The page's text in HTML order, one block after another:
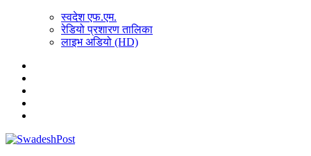
स्वदेश एफ.एम.
रेडियो प्रशारण तालिका
लाइभ अडियो (HD)